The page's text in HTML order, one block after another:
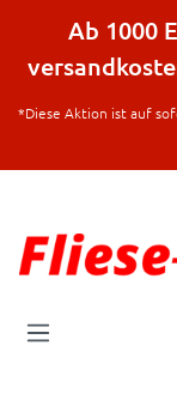
springen
Ab 1000
*Diese Aktion ist auf